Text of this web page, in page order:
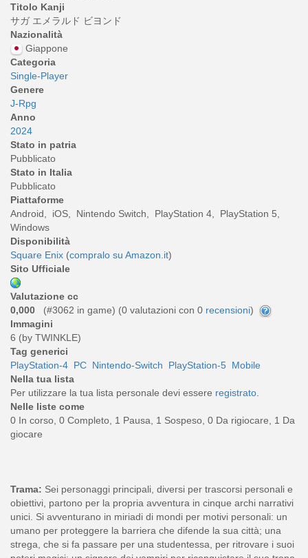
Titolo Kanji
サガ エメラルド ビヨンド
Nazionalità
Giappone
Categoria
Single-Player
Genere
J-Rpg
Anno
2024
Stato in patria
Pubblicato
Stato in Italia
Pubblicato
Piattaforme
Android, iOS, Nintendo Switch, PlayStation 4, PlayStation 5,
Windows
Disponibilità
Square Enix (compralo su Amazon.it)
Sito Ufficiale
Valutazione cc
0,000
(#3062 in game) (0 valutazioni con 0 recensioni)
Immagini
6 (by TWINKLE)
Tag generici
PlayStation-4 PC Nintendo-Switch PlayStation-5 Mobile
Nella tua lista
Per utilizzare la tua lista personale devi essere registrato.
Nelle liste come
0 In corso, 0 Completo, 1 Pausa, 1 Sospeso, 0 Da rigiocare, 1 Da
giocare
Trama: Sei personaggi principali, diversi per trascorsi personali e
obiettivi, partono per la propria avventura in cinque archi narrativi
unici. Si avventurano in miriadi di mondi per motivi personali: un
umano per proteggere la barriera che difende la sua città; una
strega, che si fa passare per una studentessa, per ritrovare i suoi